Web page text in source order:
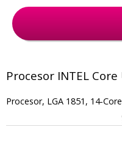
Procesor INTEL
Procesor, LGA 1851, 14-